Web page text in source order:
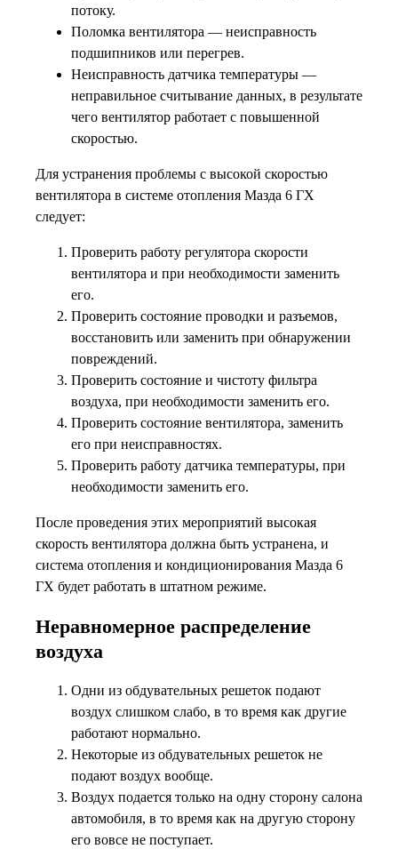
потоку.
Поломка вентилятора — неисправность
подшипников или перегрев.
Неисправность датчика температуры —
неправильное считывание данных, в результате
чего вентилятор работает с повышенной
скоростью.
Для устранения проблемы с высокой скоростью
вентилятора в системе отопления Мазда 6 ГХ
следует:
Проверить работу регулятора скорости
вентилятора и при необходимости заменить
его.
Проверить состояние проводки и разъемов,
восстановить или заменить при обнаружении
повреждений.
Проверить состояние и чистоту фильтра
воздуха, при необходимости заменить его.
Проверить состояние вентилятора, заменить
его при неисправностях.
Проверить работу датчика температуры, при
необходимости заменить его.
После проведения этих мероприятий высокая
скорость вентилятора должна быть устранена, и
система отопления и кондиционирования Мазда 6
ГХ будет работать в штатном режиме.
Неравномерное распределение
воздуха
Одни из обдувательных решеток подают
воздух слишком слабо, в то время как другие
работают нормально.
Некоторые из обдувательных решеток не
подают воздух вообще.
Воздух подается только на одну сторону салона
автомобиля, в то время как на другую сторону
его вовсе не поступает.